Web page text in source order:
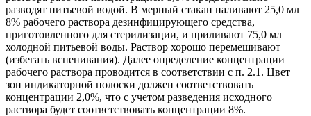
разводят питьевой водой. В мерный стакан наливают 25,0 мл
8% рабочего раствора дезинфицирующего средства,
приготовленного для стерилизации, и приливают 75,0 мл
холодной питьевой воды. Раствор хорошо перемешивают
(избегать вспенивания). Далее определение концентрации
рабочего раствора проводится в соответствии с п. 2.1. Цвет
зон индикаторной полоски должен соответствовать
концентрации 2,0%, что с учетом разведения исходного
раствора будет соответствовать концентрации 8%.